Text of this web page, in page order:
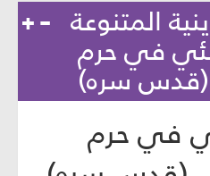
المتنوعة
في حرم
(قدس سره)
في حرم